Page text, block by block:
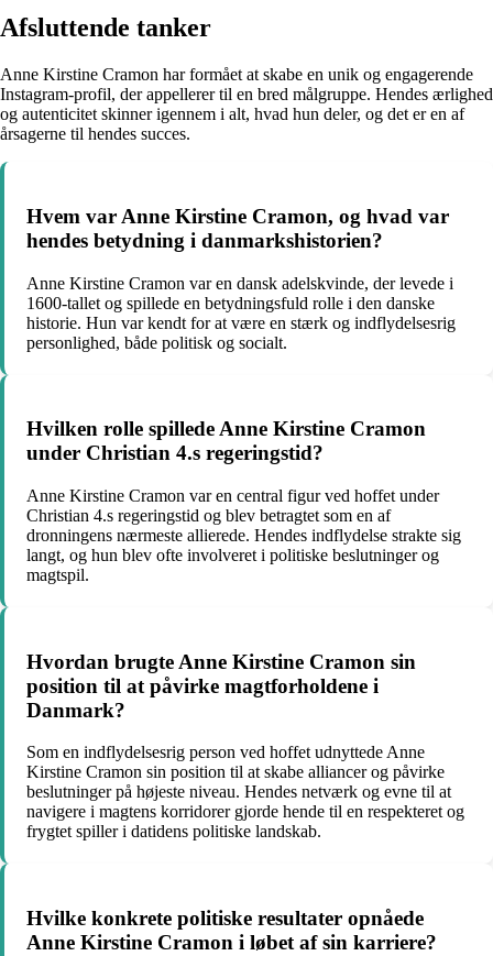
Afsluttende tanker
Anne Kirstine Cramon har formået at skabe en unik og engagerende
Instagram-profil, der appellerer til en bred målgruppe. Hendes ærlighed
og autenticitet skinner igennem i alt, hvad hun deler, og det er en af
årsagerne til hendes succes.
Hvem var Anne Kirstine Cramon, og hvad var
hendes betydning i danmarkshistorien?
Anne Kirstine Cramon var en dansk adelskvinde, der levede i
1600-tallet og spillede en betydningsfuld rolle i den danske
historie. Hun var kendt for at være en stærk og indflydelsesrig
personlighed, både politisk og socialt.
Hvilken rolle spillede Anne Kirstine Cramon
under Christian 4.s regeringstid?
Anne Kirstine Cramon var en central figur ved hoffet under
Christian 4.s regeringstid og blev betragtet som en af
dronningens nærmeste allierede. Hendes indflydelse strakte sig
langt, og hun blev ofte involveret i politiske beslutninger og
magtspil.
Hvordan brugte Anne Kirstine Cramon sin
position til at påvirke magtforholdene i
Danmark?
Som en indflydelsesrig person ved hoffet udnyttede Anne
Kirstine Cramon sin position til at skabe alliancer og påvirke
beslutninger på højeste niveau. Hendes netværk og evne til at
navigere i magtens korridorer gjorde hende til en respekteret og
frygtet spiller i datidens politiske landskab.
Hvilke konkrete politiske resultater opnåede
Anne Kirstine Cramon i løbet af sin karriere?